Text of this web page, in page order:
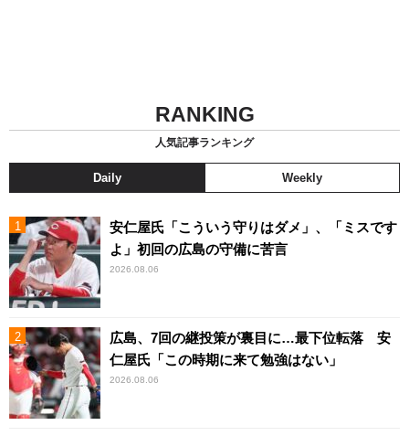
RANKING
人気記事ランキング
Daily Weekly
安仁屋氏「こういう守りはダメ」、「ミスです
よ」初回の広島の守備に苦言
2026.08.06
広島、7回の継投策が裏目に…最下位転落 安
仁屋氏「この時期に来て勉強はない」
2026.08.06